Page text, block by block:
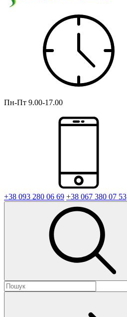
Пн-Пт 9.00-17.00
+38 093 280 06 69 +38 067 380 07 53